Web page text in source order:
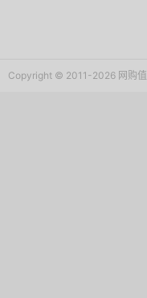
Copyright © 2011-2026 网购